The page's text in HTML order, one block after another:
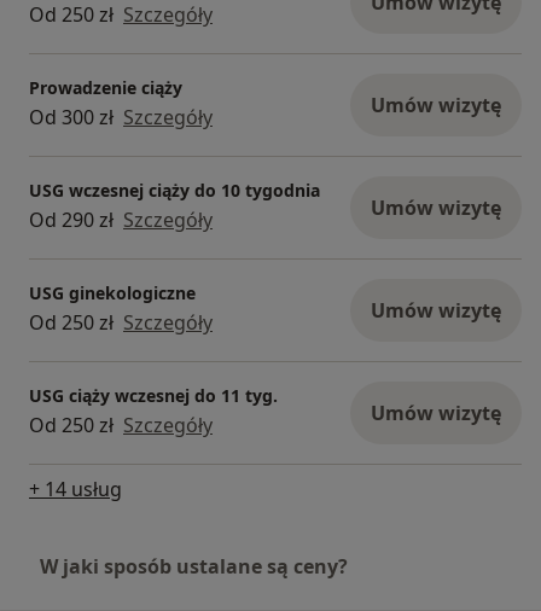
Od 250 zł Szczegóły
Prowadzenie ciąży
Od 300 zł Szczegóły Umów wizytę
USG wczesnej ciąży do 10 tygodnia
Od 290 zł Szczegóły Umów wizytę
USG ginekologiczne
Od 250 zł Szczegóły Umów wizytę
USG ciąży wczesnej do 11 tyg.
Od 250 zł Szczegóły Umów wizytę
+ 14 usług
W jaki sposób ustalane są ceny?